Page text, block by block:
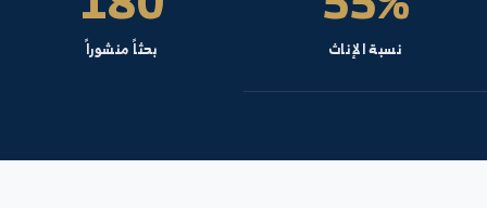
- قسم المحاصيل الحقلية- السنة: 4